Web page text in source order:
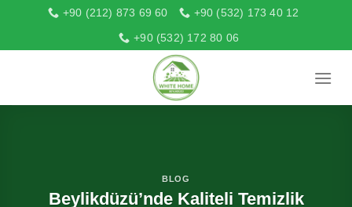
+90 (212) 873 69 60
+90 (532) 173 40 12
+90 (532) 172 80 06
BLOG
Beylikdüzü’nde Kaliteli Temizlik